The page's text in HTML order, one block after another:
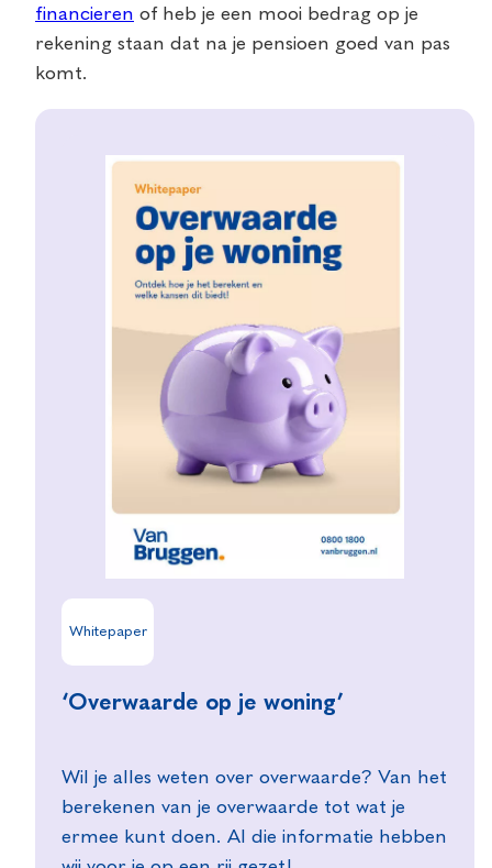
financieren of heb je een mooi bedrag op je
rekening staan dat na je pensioen goed van pas
komt.
Whitepaper
‘Overwaarde op je woning’
Wil je alles weten over overwaarde? Van het
berekenen van je overwaarde tot wat je
ermee kunt doen. Al die informatie hebben